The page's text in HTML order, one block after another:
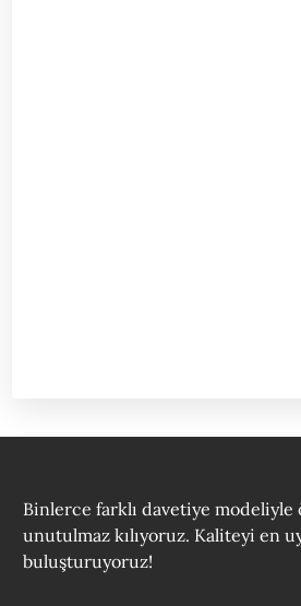
Binlerce farklı davetiye modeliyle
unutulmaz kılıyoruz. Kaliteyi en
buluşturuyoruz!